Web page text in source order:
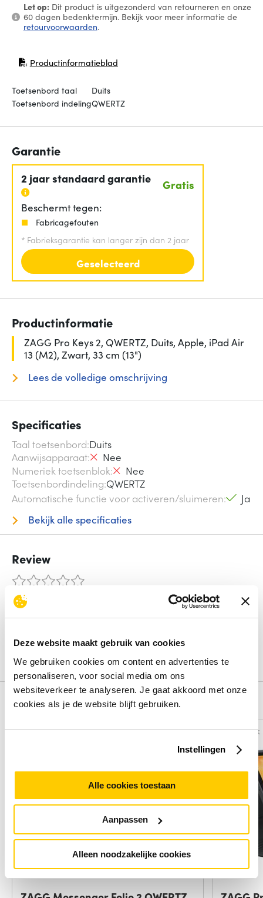
Deze website maakt gebruik van cookies
We gebruiken cookies om content en advertenties te
personaliseren, voor social media om ons
websiteverkeer te analyseren. Je gaat akkoord met onze
cookies als je de website blijft gebruiken.
Instellingen
Alle cookies toestaan
Aanpassen
Alleen noodzakelijke cookies
Let op:Dit product is uitgezonderd van retourneren en onze
60 dagen bedenktermijn. Bekijk voor meer informatie de
retourvoorwaarden.
Productinformatieblad
(opent in nieuw venster)
Toetsenbord taal
Duits
Toetsenbord indelingQWERTZ
Garantie
2 jaar standaard garantie Gratis
Beschermt tegen:
Fabricagefouten
* Fabrieksgarantie kan langer zijn dan 2 jaar
Geselecteerd
Productinformatie
ZAGG Pro Keys 2, QWERTZ, Duits, Apple, iPad Air
13 (M2), Zwart, 33 cm (13")
Lees de volledige omschrijving
Specificaties
Taal toetsenbord Duits
Aanwijsapparaat
Nee
Numeriek toetsenblok
Nee
Toetsenbordindeling QWERTZ
Automatische functie voor activeren/sluimeren
Ja
Bekijk alle specificaties
Review
Deel je ervaring met het product door het schrijven van een
Alternatieven
Vergelijk Vergelijk